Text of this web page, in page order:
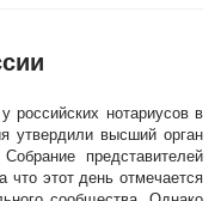
российских нотариусов в
утвердили высший орган
представителей
что этот день отмечается